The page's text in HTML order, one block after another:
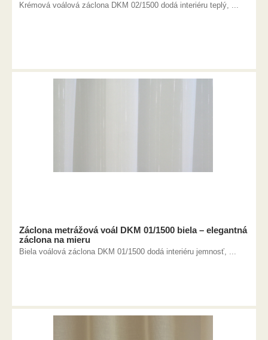
Krémová voálová záclona DKM 02/1500 dodá interiéru teplý, ...
Záclona metrážová voál DKM 01/1500 biela – elegantná
záclona na mieru
Biela voálová záclona DKM 01/1500 dodá interiéru jemnosť, ...